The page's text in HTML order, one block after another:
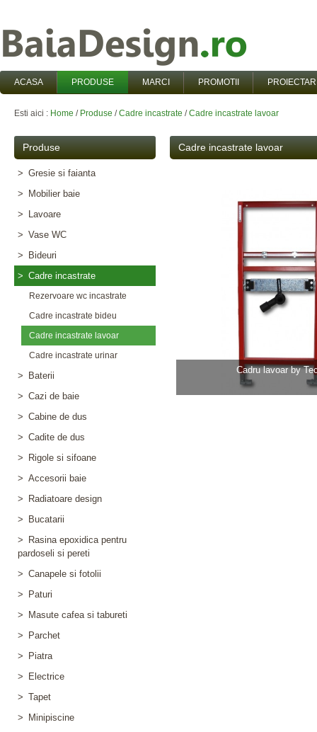
ACASA PRODUSE MARCI PROMOTII
Esti aici : Home / Produse /Cadre incastrate /Cadre incastrate lavoar
Produse
> Gresie si faianta
>
Mobilier baie
>
Lavoare
> Vase WC
>
Bideuri
> Cadre incastrate
Rezervoare wc incastrate
Cadre incastrate bideu
Cadre incastrate lavoar
Cadre incastrate urinar
>
Baterii
> Cazi de baie
> Cabine de dus
> Cadite de dus
>
Rigole si sifoane
> Accesorii baie
>
Radiatoare design
>
Bucatarii
>
Rasina epoxidica pentru
pardoseli si pereti
> Canapele si fotolii
>
Paturi
>
Masute cafea si tabureti
>
Parchet
>
Piatra
>
Electrice
> Tapet
>
Minipiscine
Cadre incastrate lavoar
Cadru lavoar by